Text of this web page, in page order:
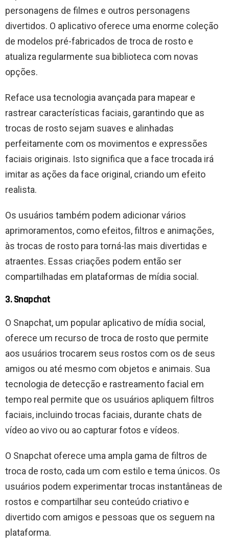
personagens de filmes e outros personagens
divertidos. O aplicativo oferece uma enorme coleção
de modelos pré-fabricados de troca de rosto e
atualiza regularmente sua biblioteca com novas
opções.
Reface usa tecnologia avançada para mapear e
rastrear características faciais, garantindo que as
trocas de rosto sejam suaves e alinhadas
perfeitamente com os movimentos e expressões
faciais originais. Isto significa que a face trocada irá
imitar as ações da face original, criando um efeito
realista.
Os usuários também podem adicionar vários
aprimoramentos, como efeitos, filtros e animações,
às trocas de rosto para torná-las mais divertidas e
atraentes. Essas criações podem então ser
compartilhadas em plataformas de mídia social.
3. Snapchat
O Snapchat, um popular aplicativo de mídia social,
oferece um recurso de troca de rosto que permite
aos usuários trocarem seus rostos com os de seus
amigos ou até mesmo com objetos e animais. Sua
tecnologia de detecção e rastreamento facial em
tempo real permite que os usuários apliquem filtros
faciais, incluindo trocas faciais, durante chats de
vídeo ao vivo ou ao capturar fotos e vídeos.
O Snapchat oferece uma ampla gama de filtros de
troca de rosto, cada um com estilo e tema únicos. Os
usuários podem experimentar trocas instantâneas de
rostos e compartilhar seu conteúdo criativo e
divertido com amigos e pessoas que os seguem na
plataforma.